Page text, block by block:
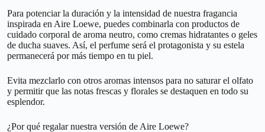
Para potenciar la duración y la intensidad de nuestra fragancia
inspirada en Aire Loewe, puedes combinarla con productos de
cuidado corporal de aroma neutro, como cremas hidratantes o geles
de ducha suaves. Así, el perfume será el protagonista y su estela
permanecerá por más tiempo en tu piel.
Evita mezclarlo con otros aromas intensos para no saturar el olfato
y permitir que las notas frescas y florales se destaquen en todo su
esplendor.
¿Por qué regalar nuestra versión de Aire Loewe?